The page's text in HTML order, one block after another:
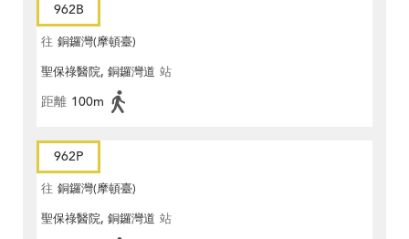
962B
往 銅鑼灣(摩頓臺)
聖保祿醫院, 銅鑼灣道 站
距離 100m
962P
往 銅鑼灣(摩頓臺)
聖保祿醫院, 銅鑼灣道 站